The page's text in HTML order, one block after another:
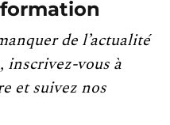
de l’actualité
inscrivez-vous à
et suivez nos